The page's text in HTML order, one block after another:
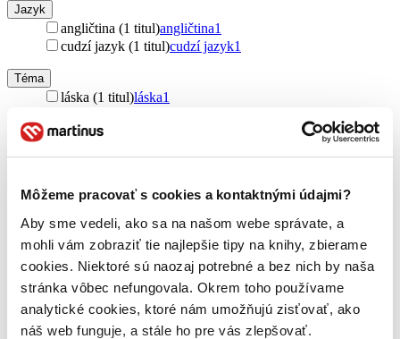
Môžeme pracovať s cookies a kontaktnými údajmi?
Aby sme vedeli, ako sa na našom webe správate, a
mohli vám zobraziť tie najlepšie tipy na knihy, zbierame
cookies. Niektoré sú naozaj potrebné a bez nich by naša
stránka vôbec nefungovala. Okrem toho používame
analytické cookies, ktoré nám umožňujú zisťovať, ako
náš web funguje, a stále ho pre vás zlepšovať.
Jazyk
angličtina (1 titul)angličtina1
cudzí jazyk (1 titul)cudzí jazyk1
Téma
láska (1 titul)láska1
komiks (1 titul)
Vydavateľstvo
Little, Brown (1 titul)
Väzba
brožovaná väzba (1 titul)brožovaná väzba1
Zúžiť výber